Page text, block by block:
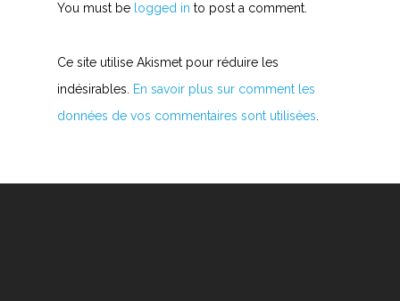
You must be logged in to post a comment.
Ce site utilise Akismet pour réduire les
indésirables.
En savoir plus sur comment les
données de vos commentaires sont utilisées